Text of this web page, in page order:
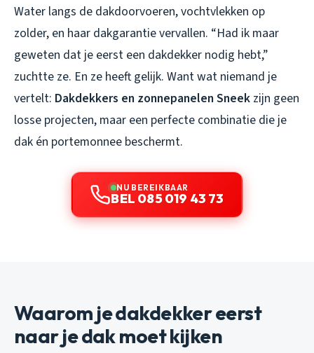
Water langs de dakdoorvoeren, vochtvlekken op
zolder, en haar dakgarantie vervallen. “Had ik maar
geweten dat je eerst een dakdekker nodig hebt,”
zuchtte ze. En ze heeft gelijk. Want wat niemand je
vertelt: Dakdekkers en zonnepanelen Sneek zijn geen
losse projecten, maar een perfecte combinatie die je
dak én portemonnee beschermt.
NU BEREIKBAAR
BEL 085 019 43 73
Waarom je dakdekker eerst
naar je dak moet kijken